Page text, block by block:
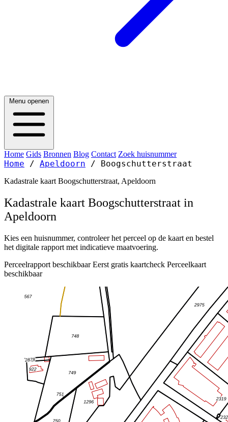
Menu openen
Home Gids Bronnen Blog Contact Zoek huisnummer
Home / Apeldoorn / Boogschutterstraat
Kadastrale kaart Boogschutterstraat, Apeldoorn
Kadastrale kaart Boogschutterstraat in
Apeldoorn
Kies een huisnummer, controleer het perceel op de kaart en bestel
het digitale rapport met indicatieve maatvoering.
Perceelrapport beschikbaar Eerst gratis kaartcheck Perceelkaart
beschikbaar